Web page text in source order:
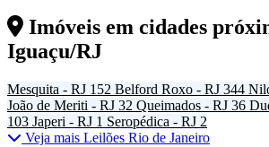
Imóveis em cidades
Iguaçu/RJ
Mesquita - RJ 152 Belford Roxo - RJ 344
João de Meriti - RJ 32 Queimados - RJ 36
103 Japeri - RJ 1 Seropédica - RJ 2
Veja mais Leilões Rio de Janeiro